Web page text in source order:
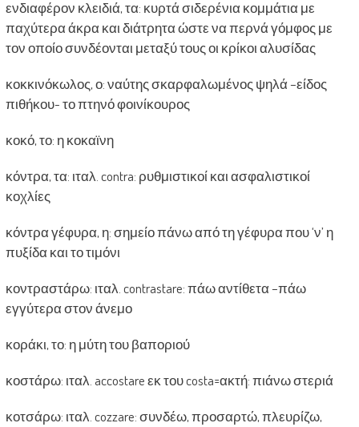
ενδιαφέρον κλειδιά, τα: κυρτά σιδερένια κομμάτια με
παχύτερα άκρα και διάτρητα ώστε να περνά γόμφος με
τον οποίο συνδέονται μεταξύ τους οι κρίκοι αλυσίδας
κοκκινόκωλος, ο: ναύτης σκαρφαλωμένος ψηλά –είδος
πιθήκου- το πτηνό φοινίκουρος
κοκό, το: η κοκαϊνη
κόντρα, τα: ιταλ. contra: ρυθμιστικοί και ασφαλιστικοί
κοχλίες
κόντρα γέφυρα, η: σημείο πάνω από τη γέφυρα που ‘ν’ η
πυξίδα και το τιμόνι
κοντραστάρω: ιταλ. contrastare: πάω αντίθετα –πάω
εγγύτερα στον άνεμο
κοράκι, το: η μύτη του βαποριού
κοστάρω: ιταλ. accostare εκ του costa=ακτή: πιάνω στεριά
κοτσάρω: ιταλ. cozzare: συνδέω, προσαρτώ, πλευρίζω,